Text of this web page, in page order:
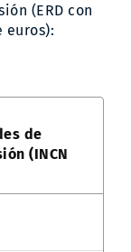
(ERD con
euros):
de
(INCN